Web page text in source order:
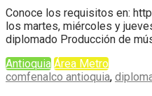
Conoce los requisitos en:
los martes, miércoles y
diplomado Producción de
Antioquia Área Metro
comfenalco antioquia,